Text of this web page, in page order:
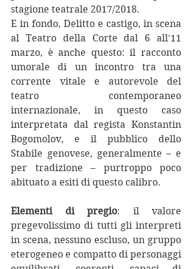
stagione teatrale 2017/2018.
E in fondo, Delitto e castigo, in scena
al Teatro della Corte dal 6 all'11
marzo, è anche questo: il racconto
umorale di un incontro tra una
corrente vitale e autorevole del
teatro contemporaneo
internazionale, in questo caso
interpretata dal regista Konstantin
Bogomolov, e il pubblico dello
Stabile genovese, generalmente – e
per tradizione – purtroppo poco
abituato a esiti di questo calibro.
Elementi di pregio: il valore
pregevolissimo di tutti gli interpreti
in scena, nessuno escluso, un gruppo
eterogeneo e compatto di personaggi